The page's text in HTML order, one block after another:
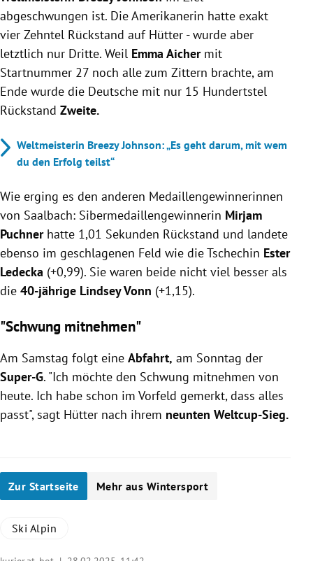
abgeschwungen ist. Die Amerikanerin hatte exakt
vier Zehntel Rückstand auf Hütter - wurde aber
letztlich nur Dritte. Weil Emma Aichermit
Startnummer 27 noch alle zum Zittern brachte, am
Ende wurde die Deutsche mit nur 15 Hundertstel
Rückstand Zweite.
Weltmeisterin Breezy Johnson: „Es geht darum, mit wem
du den Erfolg teilst“
Wie erging es den anderen Medaillengewinnerinnen
von Saalbach: Sibermedaillengewinnerin Mirjam
Puchnerhatte 1,01 Sekunden Rückstand und landete
ebenso im geschlagenen Feld wie die Tschechin Ester
Ledecka (+0,99). Sie waren beide nicht viel besser als
die 40-jährige Lindsey Vonn (+1,15).
"Schwung mitnehmen"
Am Samstag folgt eine Abfahrt, am Sonntag der
Super-G. "Ich möchte den Schwung mitnehmen von
heute. Ich habe schon im Vorfeld gemerkt, dass alles
passt", sagt Hütter nach ihrem neunten Weltcup-Sieg.
Zur Startseite Mehr aus Wintersport
Ski Alpin